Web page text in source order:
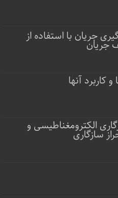
جریان با استفاده از
جریان
کاربرد آنها
الکترومغناطیسی و
سازگاری